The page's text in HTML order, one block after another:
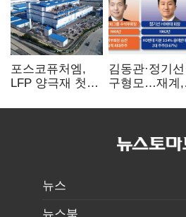
포스코퓨처엠,
LFP 양극재 첫
ESS 시장 공략
김동관·정기선
구형모…재계,
전성시대
뉴스
뉴스북